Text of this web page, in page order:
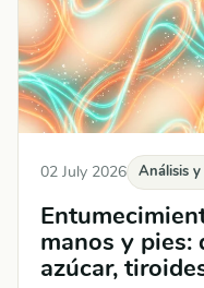
02 July 2026 Análisis
manos y
azúcar,